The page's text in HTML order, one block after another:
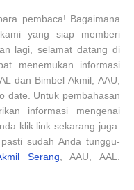
pembaca! Bagaimana
yang siap memberi
lagi, selamat datang di
menemukan informasi
dan Bimbel Akmil, AAU,
date. Untuk pembahasan
informasi mengenai
klik link sekarang juga.
sudah Anda tunggu-
Serang , AAU, AAL.